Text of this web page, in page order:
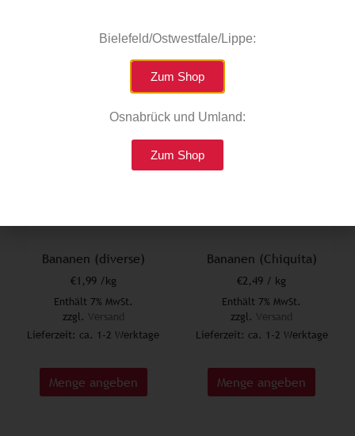
Bananen (diverse)
€1,99/kg
Enthält 7% MwSt.
zzgl. Versand
Lieferzeit: ca. 1-2 Werktage
Menge angeben
Bananen (Chiquita)
€2,49 / kg
Enthält 7% MwSt.
zzgl. Versand
Lieferzeit: ca. 1-2 Werktage
Menge angeben
Bielefeld/Ostwestfale/Lippe:
Zum Shop
Osnabrück und Umland:
Zum Shop